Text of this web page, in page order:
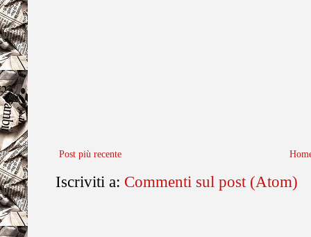
Post più recente
Iscriviti a: Commenti sul post (Atom)